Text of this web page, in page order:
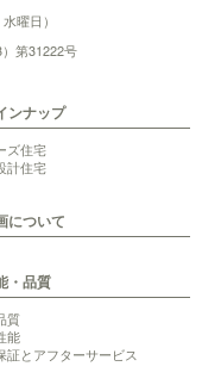
曜日）
第31222号
ンナップ
ズ住宅
計住宅
について
・品質
質
能
証とアフターサービス